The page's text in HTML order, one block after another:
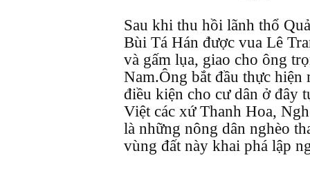
Sau khi thu hồi lãnh thổ
Bùi Tá Hán được vua Lê
và gấm lụa, giao cho ông
Nam.Ông bắt đầu thực hiện
điều kiện cho cư dân ở đây
Việt các xứ Thanh Hoa,
là những nông dân nghèo
vùng đất này khai phá lập